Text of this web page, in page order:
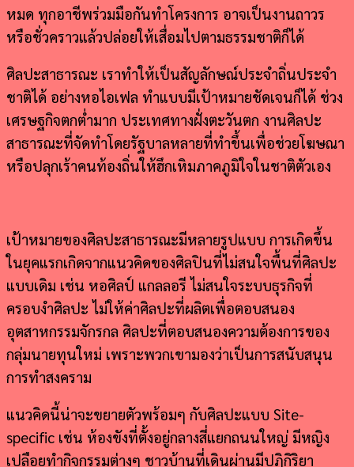
หมด ทุกอาชีพร่วมมือกันทำโครงการ อาจเป็นงานถาวร
หรือชั่วคราวแล้วปล่อยให้เสื่อมไปตามธรรมชาติก็ได้
ศิลปะสาธารณะ เราทำให้เป็นสัญลักษณ์ประจำถิ่นประจำ
ชาติได้ อย่างหอไอเฟล ทำแบบมีเป้าหมายชัดเจนก็ได้ ช่วง
เศรษฐกิจตกต่ำมาก ประเทศทางฝั่งตะวันตก งานศิลปะ
สาธารณะที่จัดทำโดยรัฐบาลหลายที่ทำขึ้นเพื่อช่วยโฆษณา
หรือปลุกเร้าคนท้องถิ่นให้ฮึกเหิมภาคภูมิใจในชาติตัวเอง
เป้าหมายของศิลปะสาธารณะมีหลายรูปแบบ การเกิดขึ้น
ในยุคแรกเกิดจากแนวคิดของศิลปินที่ไม่สนใจพื้นที่ศิลปะ
แบบเดิม เช่น หอศิลป์ แกลลอรี ไม่สนใจระบบธุรกิจที่
ครอบงำศิลปะ ไม่ให้ค่าศิลปะที่ผลิตเพื่อตอบสนอง
อุตสาหกรรมจักรกล ศิลปะที่ตอบสนองความต้องการของ
กลุ่มนายทุนใหม่ เพราะพวกเขามองว่าเป็นการสนับสนุน
การทำสงคราม
แนวคิดนี้น่าจะขยายตัวพร้อมๆ กับศิลปะแบบ Site-
specific เช่น ห้องขังที่ตั้งอยู่กลางสี่แยกถนนใหญ่ มีหญิง
เปลือยทำกิจกรรมต่างๆ ชาวบ้านที่เดินผ่านมีปฏิกิริยา